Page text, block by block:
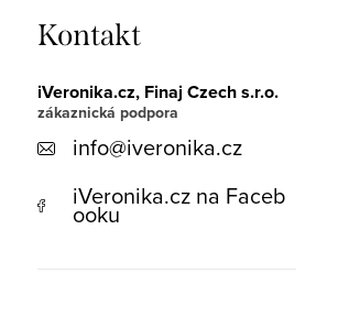
Kontakt
iVeronika.cz, Finaj Czech s.r.o.
info@iveronika.cz
iVeronika.cz na Faceb
ooku